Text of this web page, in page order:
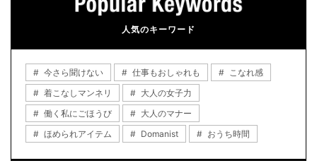
人気のキーワード
今さら聞けない 仕事もおしゃれも
こなれ感
着こなしマンネリ
大人の女子力
働く私にごほうび
大人のマナー
ほめられアイテム
Domanist おうち時間